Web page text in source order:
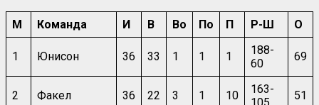
М Команда И В Во По П Р-Ш О
1 Юнисон 36 33 1 1 1
188-
60
69
2 Факел 36 22 3 1 10
163-
51